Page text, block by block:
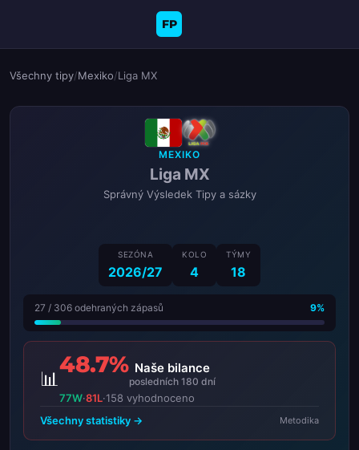
FP
Všechny tipy/Mexiko/Liga MX
MEXIKO
Liga MX
Správný Výsledek Tipy a sázky
SEZÓNA
2026/27
KOLO
4
TÝMY
18
27 / 306 odehraných zápasů 9%
📊
48.7% Naše bilance
posledních 180 dní
77W·81L·158 vyhodnoceno
Všechny statistiky →
Metodika